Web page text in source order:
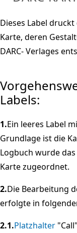
Dieses Label
Karte, deren
DARC- Verlages
Labels:
1.Ein leeres Label
Grundlage ist die
Logbuch wurde das
Karte zugeordnet.
2.Die Bearbeitung
erfolgte in
2.1.Platzhalter